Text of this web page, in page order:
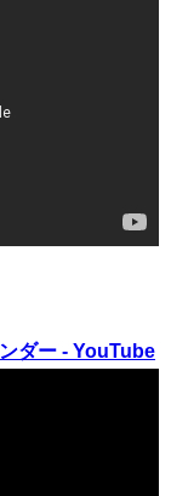
ダー - YouTube